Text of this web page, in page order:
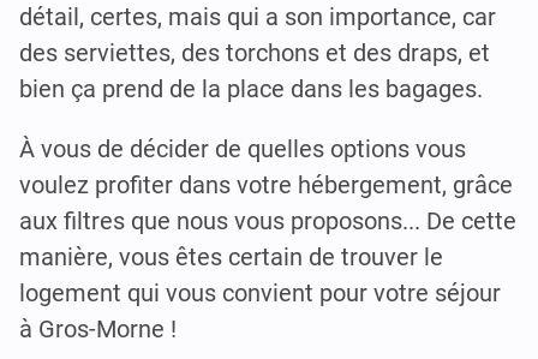
détail, certes, mais qui a son importance, car
des serviettes, des torchons et des draps, et
bien ça prend de la place dans les bagages.
À vous de décider de quelles options vous
voulez profiter dans votre hébergement, grâce
aux filtres que nous vous proposons... De cette
manière, vous êtes certain de trouver le
logement qui vous convient pour votre séjour
à Gros-Morne !